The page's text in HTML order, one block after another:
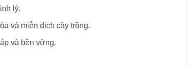
lý.
và miễn dịch cây trồng.
và bền vững.